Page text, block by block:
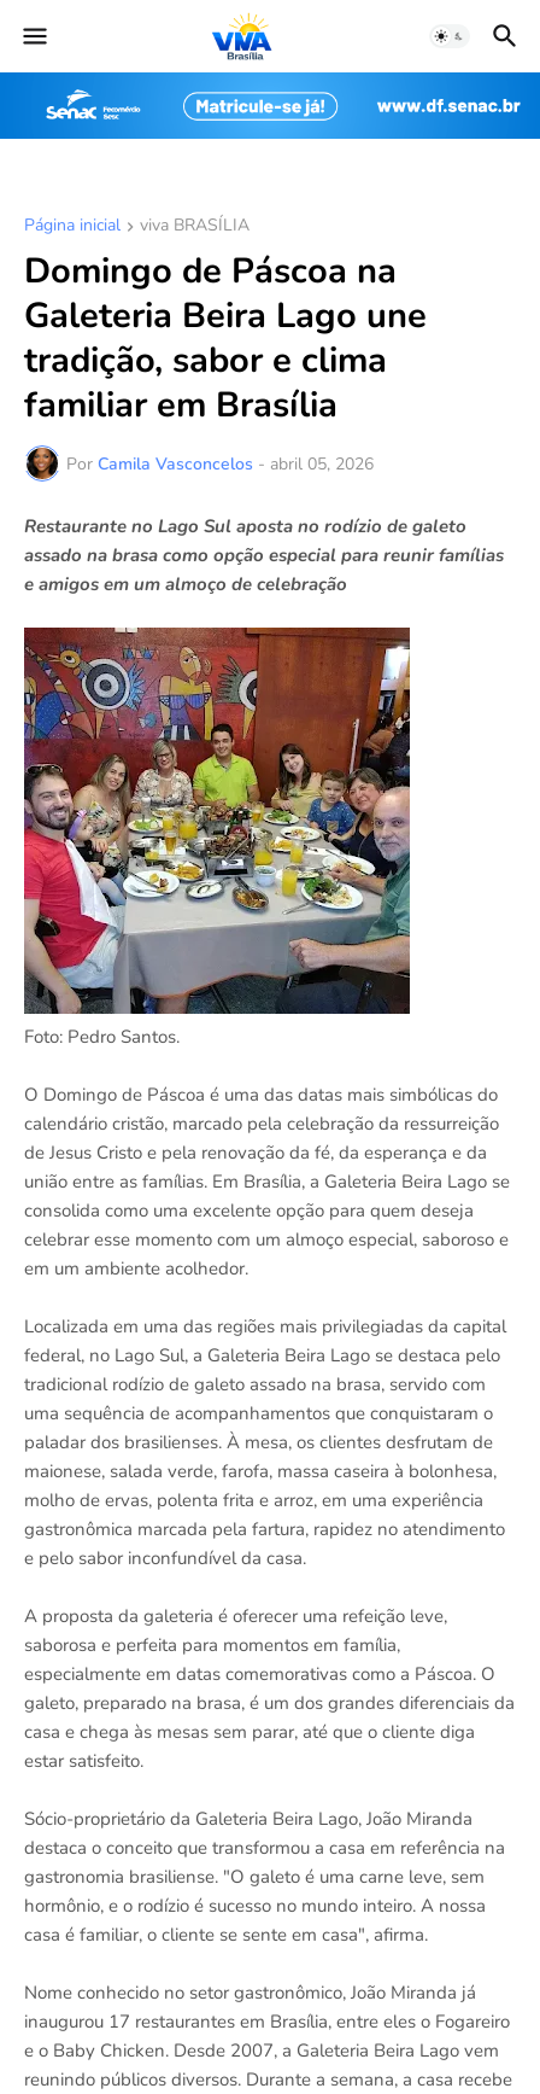
Página inicial viva BRASÍLIA
Domingo de Páscoa na
Galeteria Beira Lago une
tradição, sabor e clima
familiar em Brasília
Por Camila Vasconcelos - abril 05, 2026
Restaurante no Lago Sul aposta no rodízio de galeto
assado na brasa como opção especial para reunir famílias
e amigos em um almoço de celebração
Foto: Pedro Santos.
O Domingo de Páscoa é uma das datas mais simbólicas do
calendário cristão, marcado pela celebração da ressurreição
de Jesus Cristo e pela renovação da fé, da esperança e da
união entre as famílias. Em Brasília, a Galeteria Beira Lago se
consolida como uma excelente opção para quem deseja
celebrar esse momento com um almoço especial, saboroso e
em um ambiente acolhedor.
Localizada em uma das regiões mais privilegiadas da capital
federal, no Lago Sul, a Galeteria Beira Lago se destaca pelo
tradicional rodízio de galeto assado na brasa, servido com
uma sequência de acompanhamentos que conquistaram o
paladar dos brasilienses. À mesa, os clientes desfrutam de
maionese, salada verde, farofa, massa caseira à bolonhesa,
molho de ervas, polenta frita e arroz, em uma experiência
gastronômica marcada pela fartura, rapidez no atendimento
e pelo sabor inconfundível da casa.
A proposta da galeteria é oferecer uma refeição leve,
saborosa e perfeita para momentos em família,
especialmente em datas comemorativas como a Páscoa. O
galeto, preparado na brasa, é um dos grandes diferenciais da
casa e chega às mesas sem parar, até que o cliente diga
estar satisfeito.
Sócio-proprietário da Galeteria Beira Lago, João Miranda
destaca o conceito que transformou a casa em referência na
gastronomia brasiliense. "O galeto é uma carne leve, sem
hormônio, e o rodízio é sucesso no mundo inteiro. A nossa
casa é familiar, o cliente se sente em casa", afirma.
Nome conhecido no setor gastronômico, João Miranda já
inaugurou 17 restaurantes em Brasília, entre eles o Fogareiro
e o Baby Chicken. Desde 2007, a Galeteria Beira Lago vem
reunindo públicos diversos. Durante a semana, a casa recebe